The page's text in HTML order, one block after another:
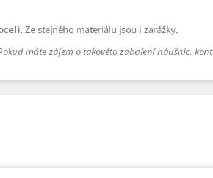
. Ze stejného materiálu jsou i zarážky.
máte zájem o takovéto zabalení náušnic,